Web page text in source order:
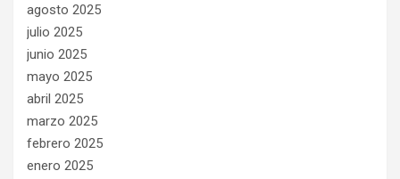
agosto 2025
julio 2025
junio 2025
mayo 2025
abril 2025
marzo 2025
febrero 2025
enero 2025